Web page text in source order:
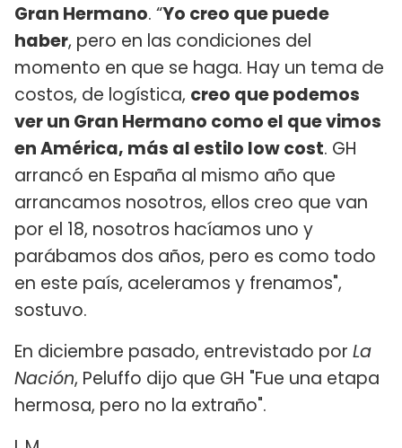
Gran Hermano. “Yo creo que puede
haber, pero en las condiciones del
momento en que se haga. Hay un tema de
costos, de logística, creo que podemos
ver un Gran Hermano como el que vimos
en América, más al estilo low cost. GH
arrancó en España al mismo año que
arrancamos nosotros, ellos creo que van
por el 18, nosotros hacíamos uno y
parábamos dos años, pero es como todo
en este país, aceleramos y frenamos",
sostuvo.
En diciembre pasado, entrevistado por La
Nación, Peluffo dijo que GH "Fue una etapa
hermosa, pero no la extraño".